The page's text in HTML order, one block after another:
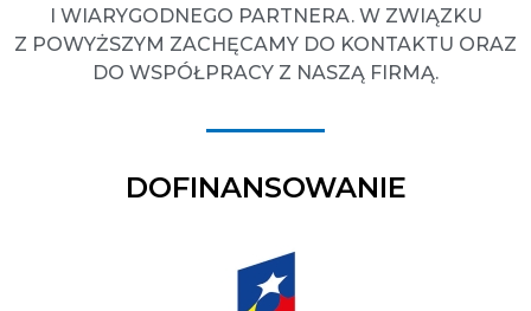
I WIARYGODNEGO PARTNERA. W ZWIĄZKU
Z POWYŻSZYM ZACHĘCAMY DO KONTAKTU ORAZ
DO WSPÓŁPRACY Z NASZĄ FIRMĄ.
DOFINANSOWANIE